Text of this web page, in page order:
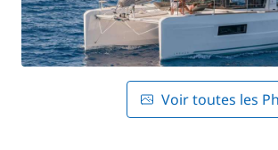
Voir toutes les